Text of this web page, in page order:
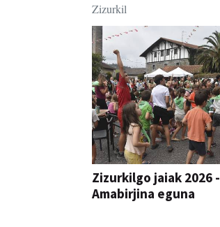
Zizurkil
Zizurkilgo jaiak 2026 -
Amabirjina eguna